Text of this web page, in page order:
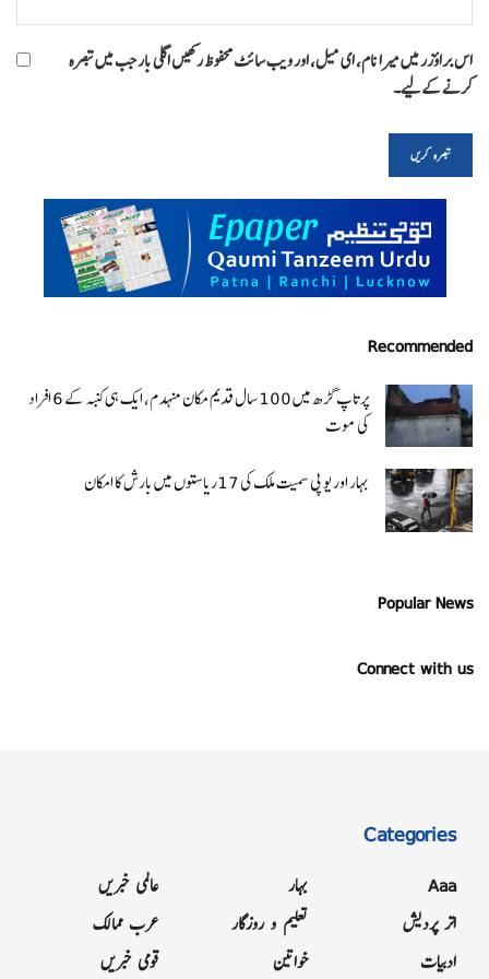
اس براؤزر میں میرا نام، ای میل، اور ویب سائٹ محفوظ رکھیں اگلی بار جب میں تبصرہ
کرنے کےلیے۔
Recommended
پرتاپ گڑھ میں 100 سال قدیم مکان منہدم، ایک ہی کنبہ کے 6 افراد
کی موت
بہار اور یو پی سمیت ملک کی 17ریاستوں میں بارش کا امکان
Popular News
Connect with us
Categories
Aaa
اتر پردیش
ادبیات
بہار
تعلیم و روزگار
خواتین
عالمی خبریں
عرب ممالک
قومی خبریں